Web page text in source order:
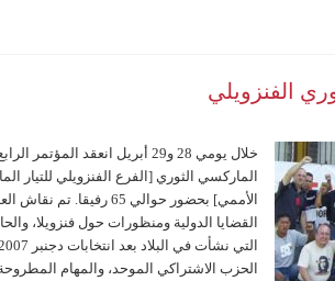
الفنزويلي
خلال يومي 28 و29 أبريل انعقد المؤتمر
الماركسي الثوري [الفرع الفنزويلي للتيار
الأممي] بحضور حوالي 65 رفيقا. تم
القضايا الدولية ومنظورات حول فنزويلا،
الحزب الاشتراكي الموحد، والمهام